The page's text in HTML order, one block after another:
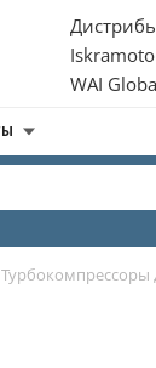
WAI
Турбокомпрессоры